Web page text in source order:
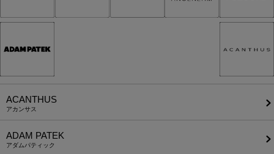
ACANTHUS
アカンサス
ADAM PATEK
アダムパティック